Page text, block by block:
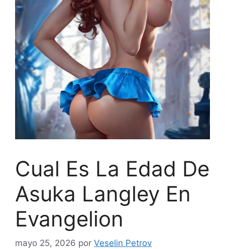
Cual Es La Edad De
Asuka Langley En
Evangelion
mayo 25, 2026 por Veselin Petrov